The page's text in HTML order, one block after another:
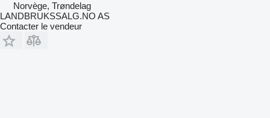
Norvège, Trøndelag
LANDBRUKSSALG.NO AS
Contacter le vendeur